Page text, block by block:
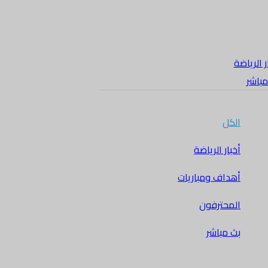
الرياضة
الكل
أخبار الرياضة
أهداف ومباريات
المحترفون
بث مباشر